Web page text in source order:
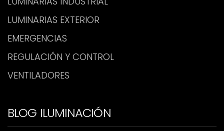
LUMINARIAS EXTERIOR
EMERGENCIAS
REGULACIÓN Y CONTROL
VENTILADORES
BLOG ILUMINACIÓN